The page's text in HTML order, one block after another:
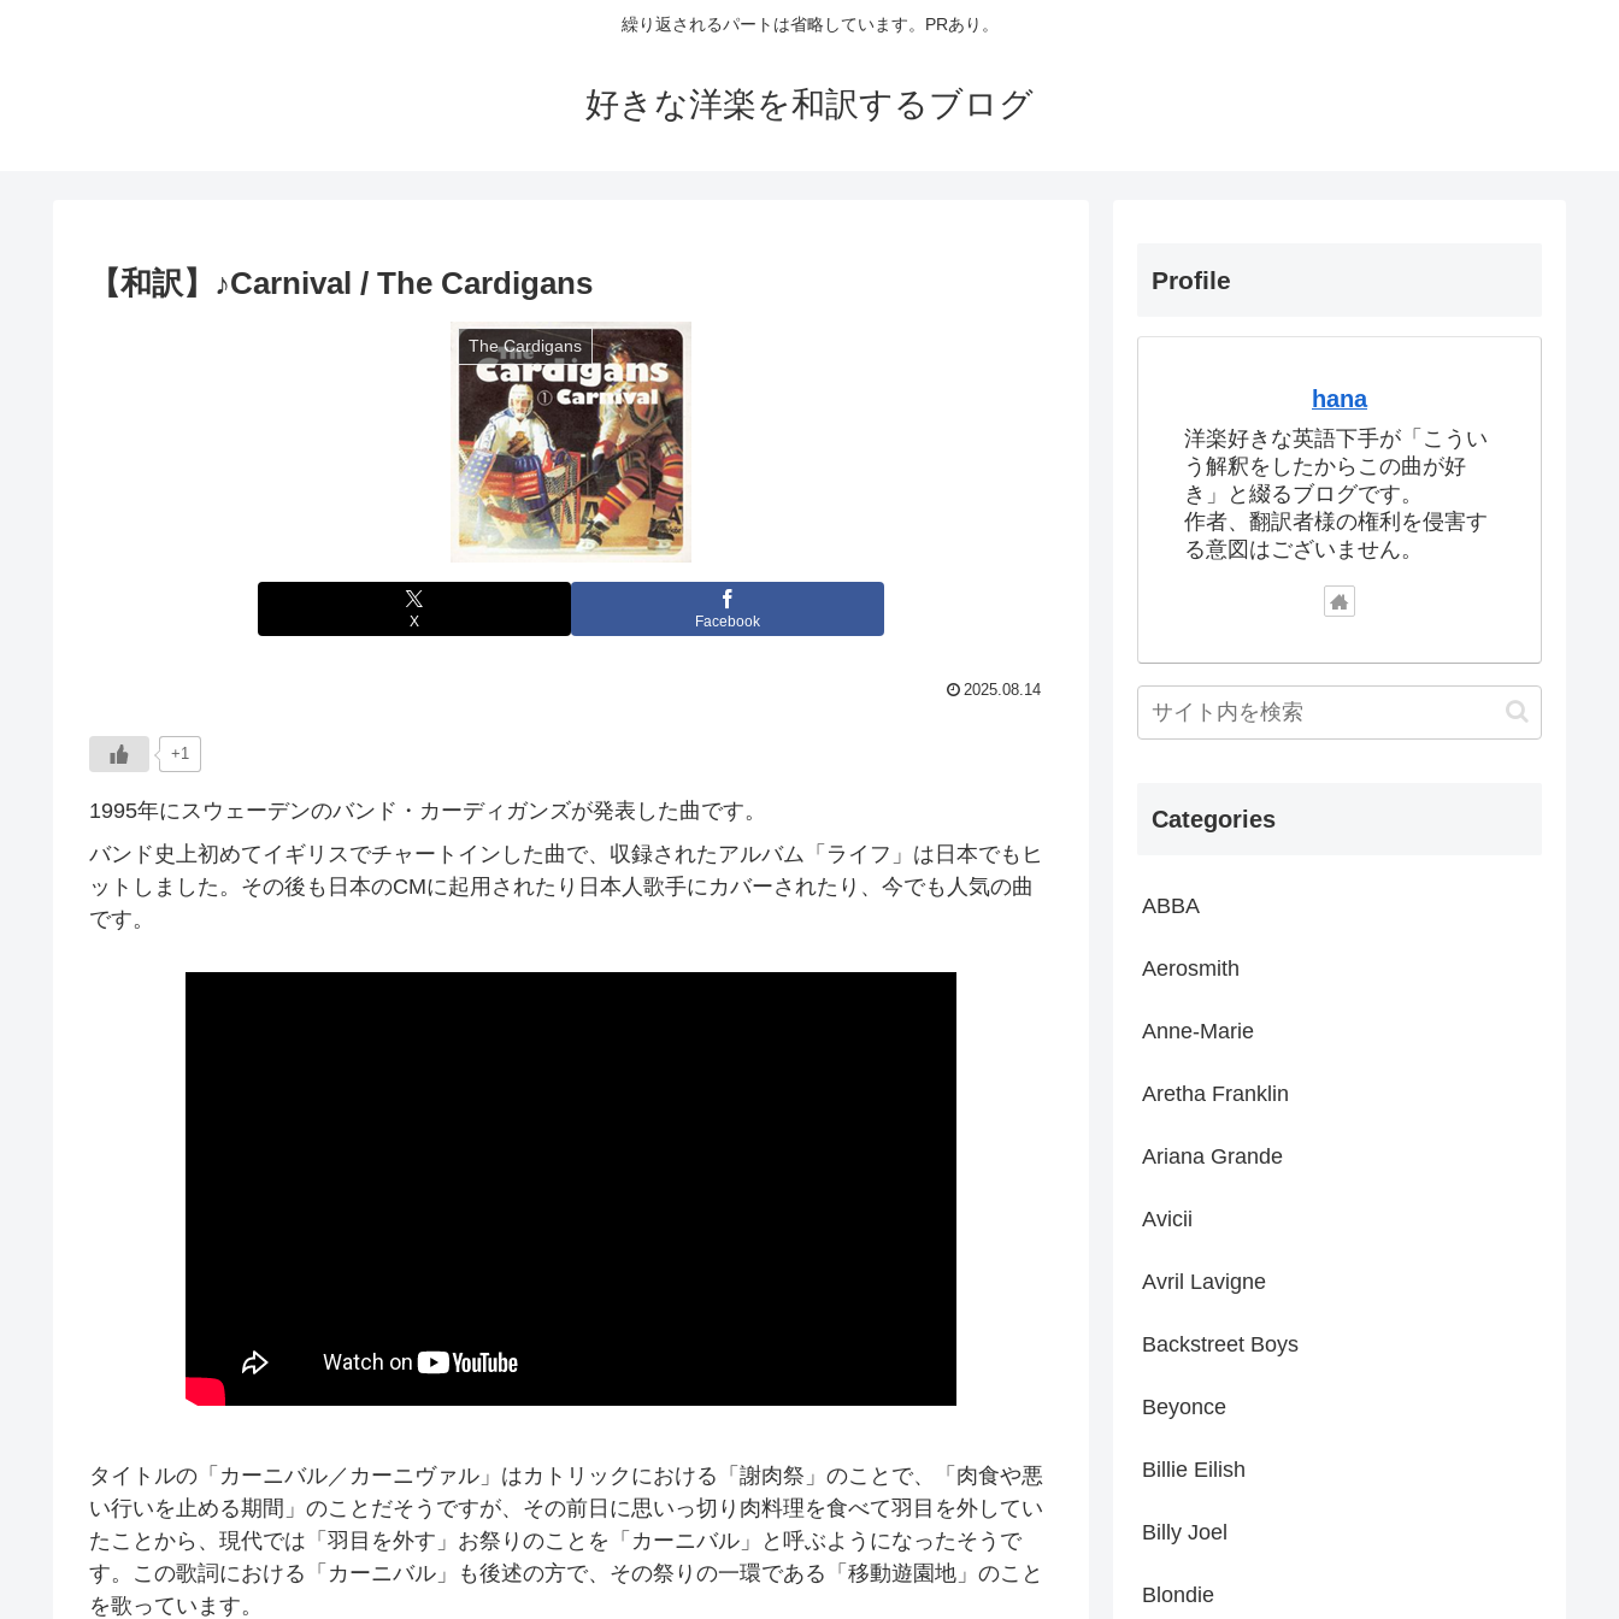
繰り返されるパートは省略しています。PRあり。
好きな洋楽を和訳するブログ
【和訳】♪Carnival / The Cardigans
The Cardigans
X Facebook
2025.08.14
+1
1995年にスウェーデンのバンド・カーディガンズが発表した曲です。
バンド史上初めてイギリスでチャートインした曲で、収録されたアルバム「ライフ」は日本でもヒ
ットしました。その後も日本のCMに起用されたり日本人歌手にカバーされたり、今でも人気の曲
です。
タイトルの「カーニバル／カーニヴァル」はカトリックにおける「謝肉祭」のことで、「肉食や悪
い行いを止める期間」のことだそうですが、その前日に思いっ切り肉料理を食べて羽目を外してい
たことから、現代では「羽目を外す」お祭りのことを「カーニバル」と呼ぶようになったそうで
す。この歌詞における「カーニバル」も後述の方で、その祭りの一環である「移動遊園地」のこと
を歌っています。
Profile
hana
洋楽好きな英語下手が「こうい
う解釈をしたからこの曲が好
き」と綴るブログです。
作者、翻訳者様の権利を侵害す
る意図はございません。
Categories
ABBA
Aerosmith
Anne-Marie
Aretha Franklin
Ariana Grande
Avicii
Avril Lavigne
Backstreet Boys
Beyonce
Billie Eilish
Billy Joel
Blondie